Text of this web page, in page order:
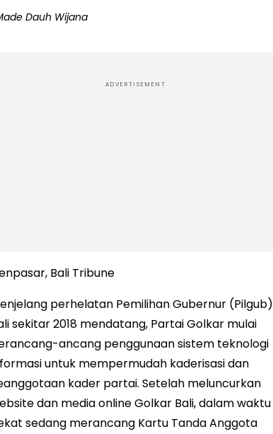
Dauh Wijana
ADVERTISEMENT
Bali Tribune
perhelatan Pemilihan Gubernur (Pilgub)
sekitar 2018 mendatang, Partai Golkar mulai
ancang penggunaan sistem teknologi
untuk mempermudah kaderisasi dan
kader partai. Setelah meluncurkan
dan media online Golkar Bali, dalam waktu
sedang merancang Kartu Tanda Anggota